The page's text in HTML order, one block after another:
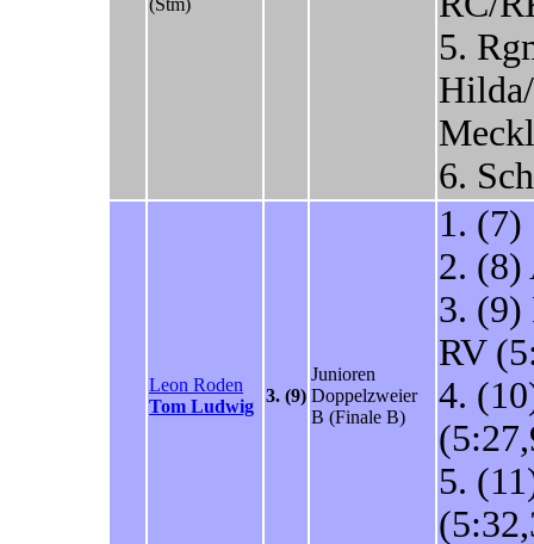
(Stm)
5.
6.
Leon Roden
Tom Ludwig
3. (9)
Junioren
Doppelzweier
B (Finale B)
1. (7)
2. (8)
3. (9)
RV
4.
5.